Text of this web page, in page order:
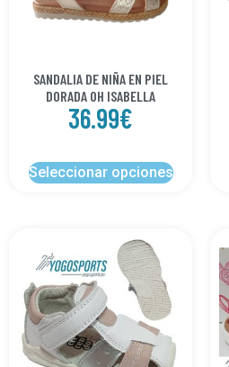
SANDALIA DE NIÑA EN PIEL
DORADA OH ISABELLA
36.99€
Seleccionar opciones